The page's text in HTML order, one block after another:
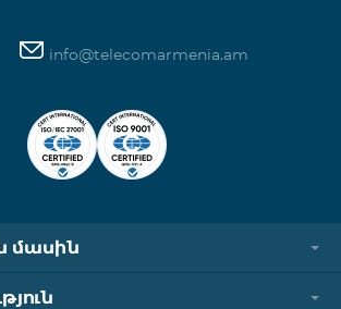
info@telecomarmenia.am
մասին